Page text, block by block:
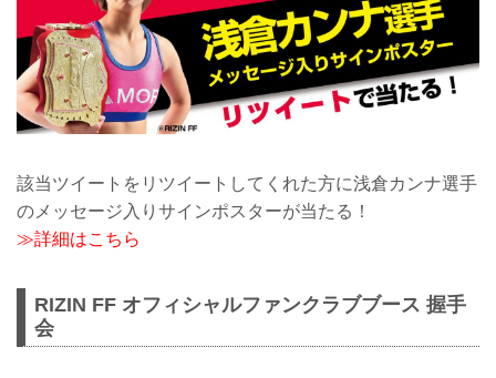
該当ツイートをリツイートしてくれた方に浅倉カンナ選手
のメッセージ入りサインポスターが当たる！
≫詳細はこちら
RIZIN FF オフィシャルファンクラブブース 握手
会